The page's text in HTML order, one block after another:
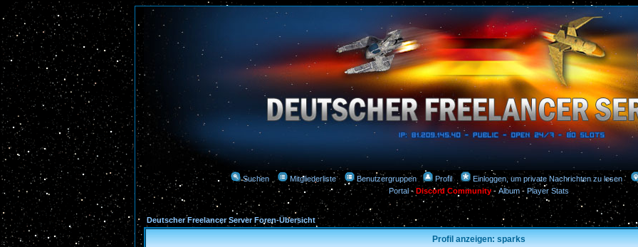
Suchen Mitgliederliste Benutzergruppen Profil
Einloggen, um private Nachrichten zu lesen
Portal-Discord Community- Album- Player Stats
Deutscher Freelancer Server Foren-Übersicht
Profil anzeigen: sparks